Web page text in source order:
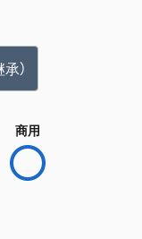
）
商用